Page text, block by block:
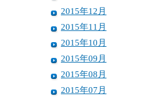
2015年12月
2015年11月
2015年10月
2015年09月
2015年08月
2015年07月